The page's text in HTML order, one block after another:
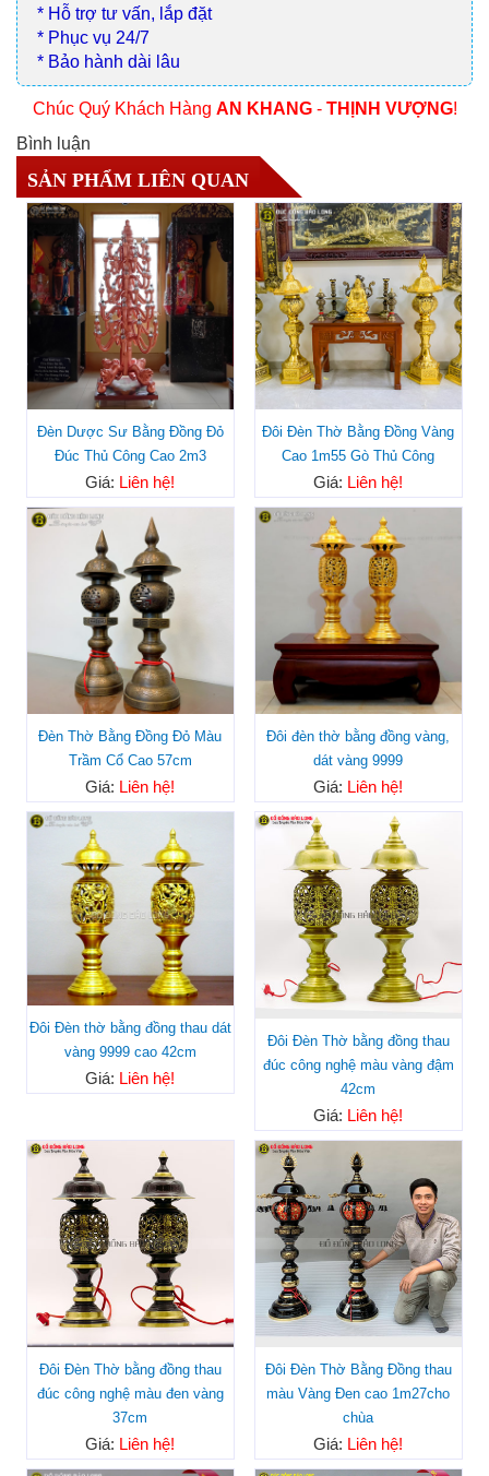
* Hỗ trợ tư vấn, lắp đặt
* Phục vụ 24/7
* Bảo hành dài lâu
Chúc Quý Khách Hàng AN KHANG - THỊNH VƯỢNG!
Bình luận
SẢN PHẨM LIÊN QUAN
Đèn Dược Sư Bằng Đồng Đỏ
Đúc Thủ Công Cao 2m3
Giá: Liên hệ!
Đôi Đèn Thờ Bằng Đồng Vàng
Cao 1m55 Gò Thủ Công
Giá: Liên hệ!
Đèn Thờ Bằng Đồng Đỏ Màu
Trầm Cổ Cao 57cm
Giá: Liên hệ!
Đôi đèn thờ bằng đồng vàng,
dát vàng 9999
Giá: Liên hệ!
Đôi Đèn thờ bằng đồng thau dát
vàng 9999 cao 42cm
Giá: Liên hệ!
Đôi Đèn Thờ bằng đồng thau
đúc công nghệ màu vàng đậm
42cm
Giá: Liên hệ!
Đôi Đèn Thờ bằng đồng thau
đúc công nghệ màu đen vàng
37cm
Giá: Liên hệ!
Đôi Đèn Thờ Bằng Đồng thau
màu Vàng Đen cao 1m27cho
chùa
Giá: Liên hệ!